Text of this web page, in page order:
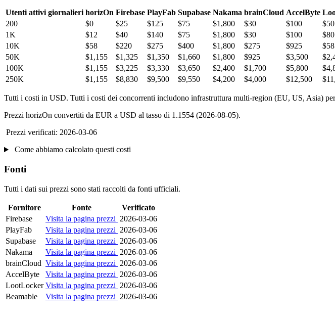
Utenti attivi giornalieri horizOn Firebase PlayFab Supabase Nakama brainCloud AccelByte
200
$0 $25 $125 $75 $1,800 $30 $100 $50
1K
$12 $40 $140 $75 $1,800 $30 $100 $80
10K
$58 $220 $275 $400 $1,800 $275 $925
50K
$1,155 $1,325 $1,350 $1,660 $1,800 $925 $3,500
100K
$1,155 $3,225 $3,330 $3,650 $2,400 $1,700 $5,800
250K
$1,155 $8,830 $9,500 $9,550 $4,200 $4,000 $12,500
Tutti i costi in USD. Tutti i costi dei concorrenti includono infrastruttura multi-region (EU, US, Asia)
Prezzi horizOn convertiti da EUR a USD al tasso di 1.1554 (2026-08-05).
Prezzi verificati: 2026-03-06
Come abbiamo calcolato questi costi
Fonti
Tutti i dati sui prezzi sono stati raccolti da fonti ufficiali.
Fornitore Fonte
Verificato
Firebase
Visita la pagina prezzi 2026-03-06
PlayFab
Visita la pagina prezzi 2026-03-06
Supabase
Visita la pagina prezzi 2026-03-06
Nakama
Visita la pagina prezzi 2026-03-06
brainCloud Visita la pagina prezzi 2026-03-06
AccelByte
Visita la pagina prezzi 2026-03-06
LootLocker Visita la pagina prezzi 2026-03-06
Beamable
Visita la pagina prezzi 2026-03-06